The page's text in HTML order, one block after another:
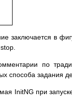
заключается в
по
способа задания
InitNG при